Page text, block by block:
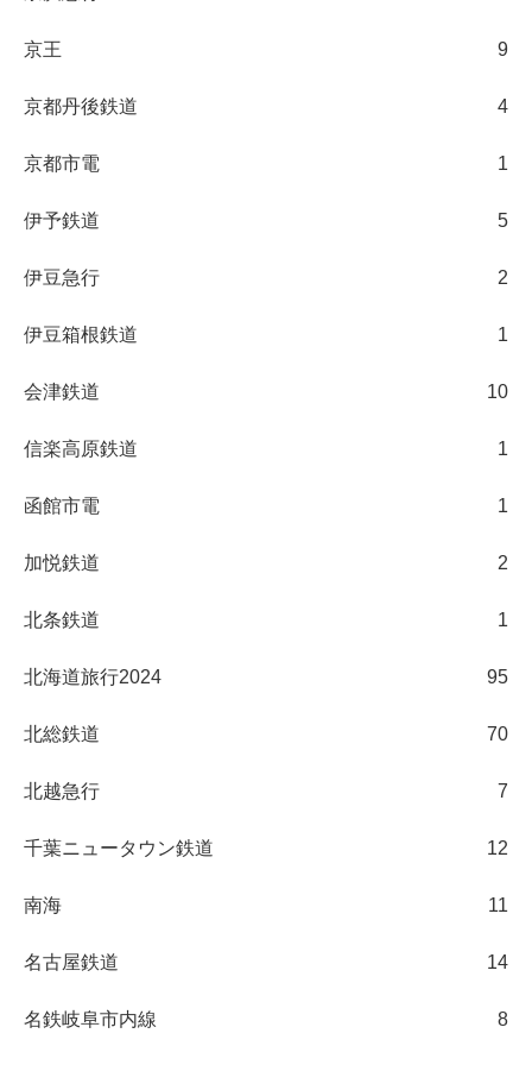
京王 9
京都丹後鉄道 4
京都市電 1
伊予鉄道 5
伊豆急行 2
伊豆箱根鉄道 1
会津鉄道 10
信楽高原鉄道 1
函館市電 1
加悦鉄道 2
北条鉄道 1
北海道旅行2024 95
北総鉄道 70
北越急行 7
千葉ニュータウン鉄道 12
南海 11
名古屋鉄道 14
名鉄岐阜市内線 8